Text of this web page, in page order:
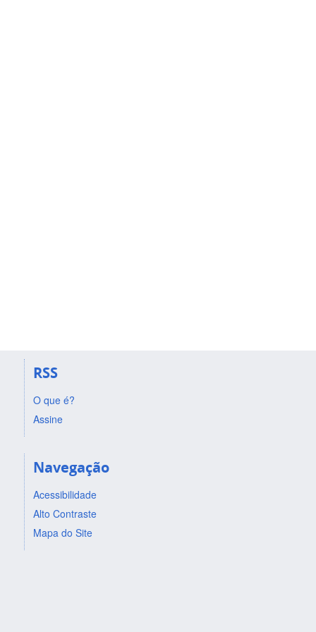
RSS
O que é?
Assine
Navegação
Acessibilidade
Alto Contraste
Mapa do Site